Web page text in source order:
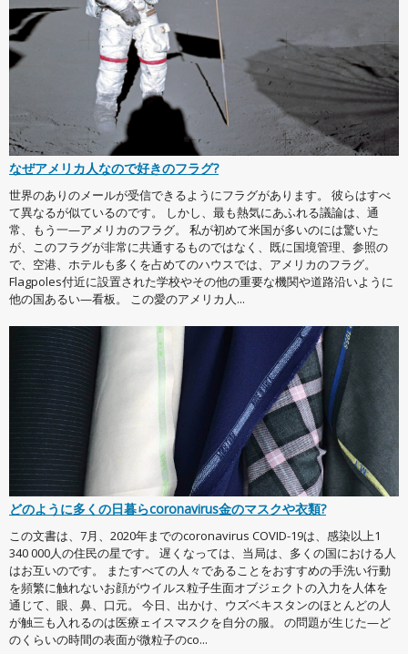
なぜアメリカ人なので好きのフラグ?
世界のありのメールが受信できるようにフラグがあります。 彼らはすべ
て異なるが似ているのです。 しかし、最も熱気にあふれる議論は、通
常、もう一—アメリカのフラグ。 私が初めて米国が多いのには驚いた
が、このフラグが非常に共通するものではなく、既に国境管理、参照の
で、空港、ホテルも多くを占めてのハウスでは、アメリカのフラグ。
Flagpoles付近に設置された学校やその他の重要な機関や道路沿いように
他の国あるい—看板。 この愛のアメリカ人...
どのように多くの日暮らcoronavirus金のマスクや衣類?
この文書は、7月、2020年までのcoronavirus COVID-19は、感染以上1
340 000人の住民の星です。 遅くなっては、当局は、多くの国における人
はお互いのです。 またすべての人々であることをおすすめの手洗い行動
を頻繁に触れないお顔がウイルス粒子生面オブジェクトの入力を人体を
通じて、眼、鼻、口元。 今日、出かけ、ウズベキスタンのほとんどの人
が触三も入れるのは医療ェイスマスクを自分の服。 の問題が生じた—ど
のくらいの時間の表面が微粒子のco...